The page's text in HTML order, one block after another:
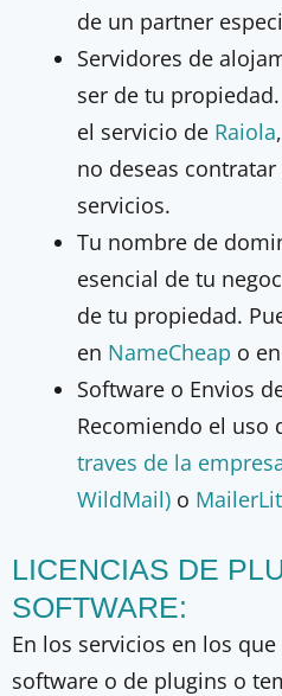
de un partner
Servidores de
ser de tu
el servicio de Raiola
no deseas
servicios.
Tu nombre de
esencial de tu
de tu propiedad.
en NameCheap o
Software o Envios
Recomiendo el uso
traves de la
WildMail)o
LICENCIAS DE
SOFTWARE:
En los servicios en los
software o de plugins o